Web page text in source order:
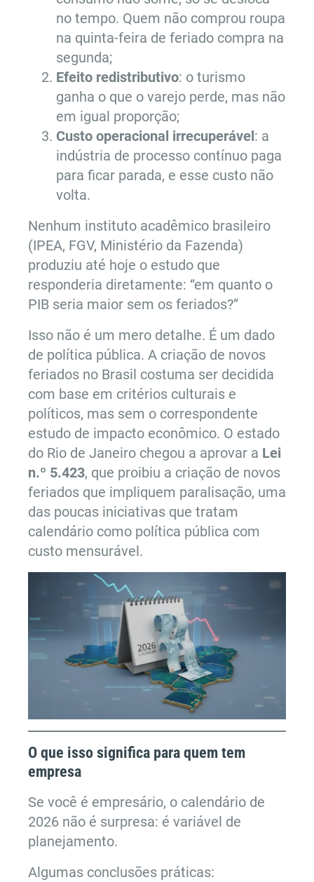
no tempo. Quem não comprou roupa
na quinta-feira de feriado compra na
segunda;
Efeito redistributivo: o turismo
ganha o que o varejo perde, mas não
em igual proporção;
Custo operacional irrecuperável: a
indústria de processo contínuo paga
para ficar parada, e esse custo não
volta.
Nenhum instituto acadêmico brasileiro
(IPEA, FGV, Ministério da Fazenda)
produziu até hoje o estudo que
responderia diretamente: “em quanto o
PIB seria maior sem os feriados?”
Isso não é um mero detalhe. É um dado
de política pública. A criação de novos
feriados no Brasil costuma ser decidida
com base em critérios culturais e
políticos, mas sem o correspondente
estudo de impacto econômico. O estado
do Rio de Janeiro chegou a aprovar a Lei
n.º 5.423, que proibiu a criação de novos
feriados que impliquem paralisação, uma
das poucas iniciativas que tratam
calendário como política pública com
custo mensurável.
O que isso significa para quem tem
empresa
Se você é empresário, o calendário de
2026 não é surpresa: é variável de
planejamento.
Algumas conclusões práticas: